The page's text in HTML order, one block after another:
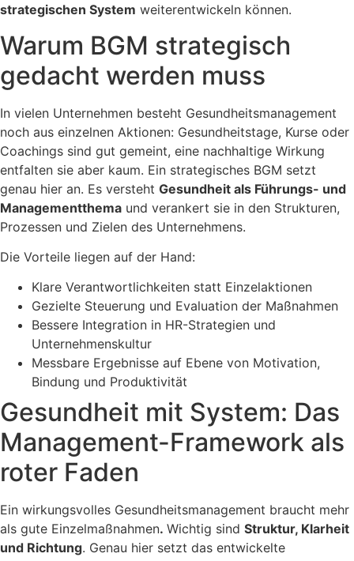
strategischen System weiterentwickeln können.
Warum BGM strategisch
gedacht werden muss
In vielen Unternehmen besteht Gesundheitsmanagement
noch aus einzelnen Aktionen: Gesundheitstage, Kurse oder
Coachings sind gut gemeint, eine nachhaltige Wirkung
entfalten sie aber kaum. Ein strategisches BGM setzt
genau hier an. Es versteht Gesundheit als Führungs- und
Managementthema und verankert sie in den Strukturen,
Prozessen und Zielen des Unternehmens.
Die Vorteile liegen auf der Hand:
Klare Verantwortlichkeiten statt Einzelaktionen
Gezielte Steuerung und Evaluation der Maßnahmen
Bessere Integration in HR-Strategien und
Unternehmenskultur
Messbare Ergebnisse auf Ebene von Motivation,
Bindung und Produktivität
Gesundheit mit System: Das
Management-Framework als
roter Faden
Ein wirkungsvolles Gesundheitsmanagement braucht mehr
als gute Einzelmaßnahmen. Wichtig sind Struktur, Klarheit
und Richtung. Genau hier setzt das entwickelte